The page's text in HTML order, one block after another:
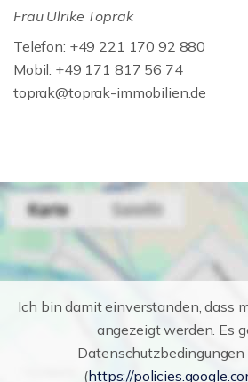
Frau Ulrike Toprak
Telefon: +49 221 170 92 880
Mobil: +49 171 817 56 74
toprak@toprak-immobilien.de
Ich bin damit einverstanden, dass
angezeigt werden. Es
Datenschutzbedingungen
(https://